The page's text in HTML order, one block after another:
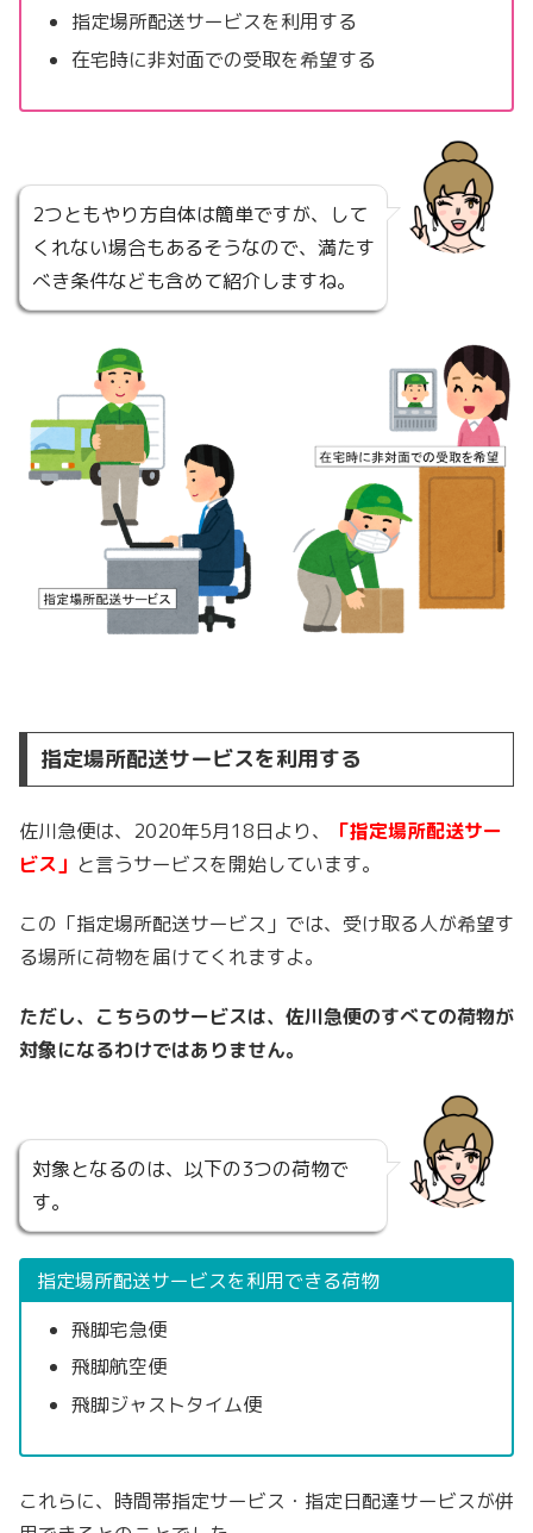
指定場所配送サービスを利用する
在宅時に非対面での受取を希望する
2つともやり方自体は簡単ですが、して
くれない場合もあるそうなので、満たす
べき条件なども含めて紹介しますね。
指定場所配送サービスを利用する
佐川急便は、2020年5月18日より、
「指定場所配送サー
ビス」 と言うサービスを開始しています。
この「指定場所配送サービス」では、受け取る人が希望す
る場所に荷物を届けてくれますよ。
ただし、こちらのサービスは、佐川急便のすべての荷物が
対象になるわけではありません。
対象となるのは、以下の3つの荷物で
す。
指定場所配送サービスを利用できる荷物
飛脚宅急便
飛脚航空便
飛脚ジャストタイム便
これらに、時間帯指定サービス・指定日配達サービスが併